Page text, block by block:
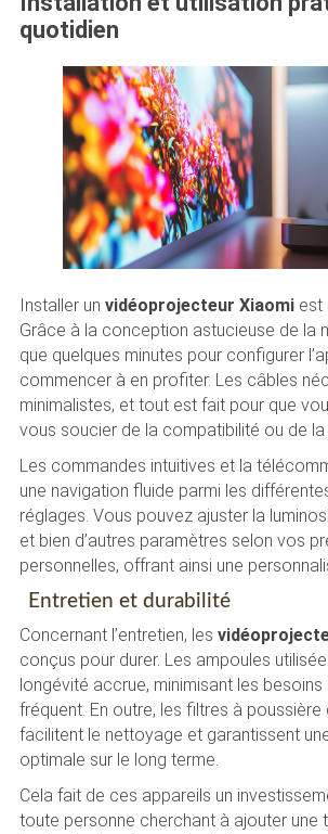
quotidien
Installer un vidéoprojecteur Xiaomiest
Grâce à la conception astucieuse de la
que quelques minutes pour configurer
commencer à en profiter. Les câbles
minimalistes, et tout est fait pour que
vous soucier de la compatibilité ou de la
Les commandes intuitives et la
une navigation fluide parmi les
réglages. Vous pouvez ajuster la
et bien d’autres paramètres selon vos
personnelles, offrant ainsi une
Entretien et durabilité
Concernant l’entretien, les
conçus pour durer. Les ampoules
longévité accrue, minimisant les
fréquent. En outre, les filtres à
facilitent le nettoyage et garantissent
optimale sur le long terme.
Cela fait de ces appareils un
toute personne cherchant à ajouter une